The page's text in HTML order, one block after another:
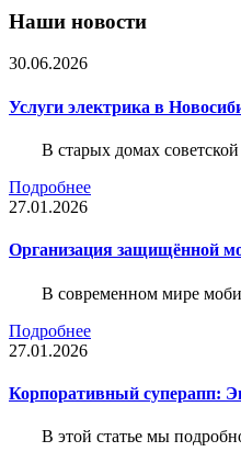
Наши новости
30.06.2026
Услуги электрика в
В старых домах
Подробнее
27.01.2026
Организация защищённой
В современном мире
Подробнее
27.01.2026
Корпоративный суперапп:
В этой статье мы